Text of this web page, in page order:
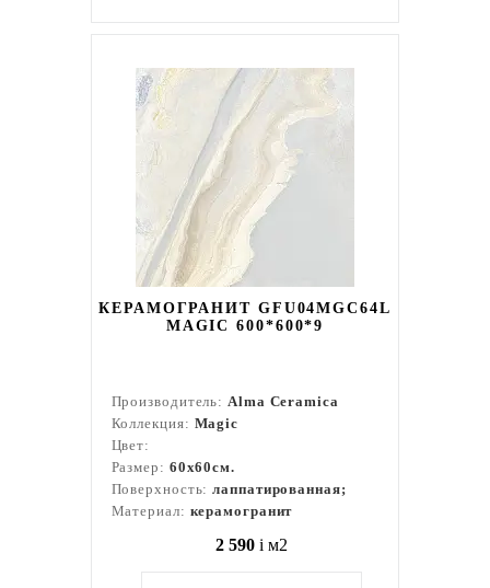
КЕРАМОГРАНИТ GFU04MGC64L
MAGIC 600*600*9
Производитель:Alma Ceramica
Коллекция: Magic
Цвет:
Размер: 60x60см.
Поверхность:лаппатированная;
Материал: керамогранит
2 590 i м2